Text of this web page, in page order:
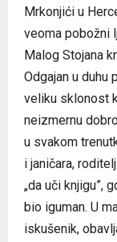
Mrkonjići u
veoma pobožni
Malog Stojana
Odgajan u duhu
veliku sklonost
neizmernu
u svakom
i janičara,
„da uči knjigu”,
bio iguman. U
iskušenik,